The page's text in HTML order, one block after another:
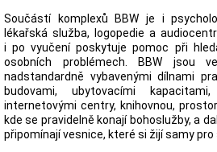
Součástí komplexů BBW je i
lékařská služba, logopedie a
i po vyučení poskytuje pomoc při
osobních problémech. BBW jsou
nadstandardně vybavenými dílnami
budovami, ubytovacími
internetovými centry, knihovnou,
kde se pravidelně konají bohoslužby, a
připomínají vesnice, které si žijí samy pro